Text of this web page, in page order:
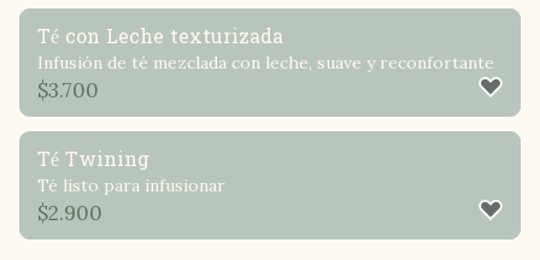
Té con Leche texturizada
Infusión de té mezclada con leche, suave y reconfortante
$3.700
Té Twining
Té listo para infusionar
$2.900